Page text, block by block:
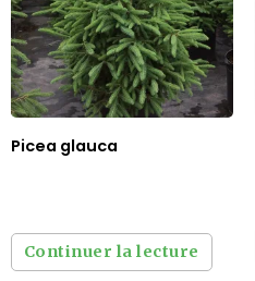
Picea glauca
Continuer la lecture